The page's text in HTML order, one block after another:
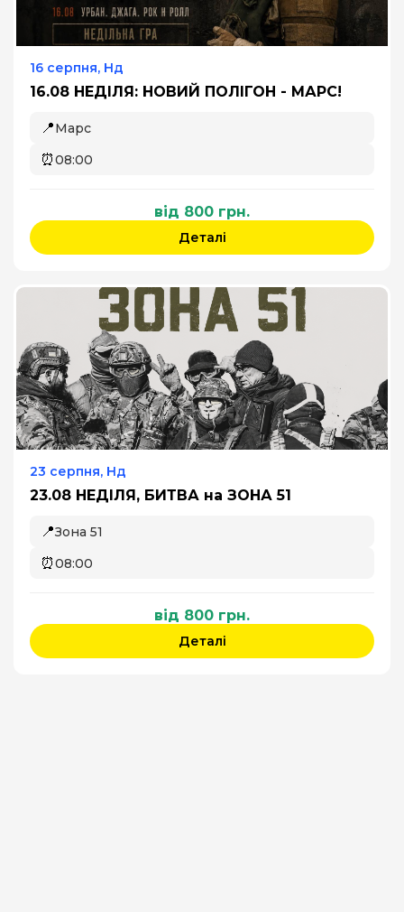
16 серпня, Нд
16.08 НЕДІЛЯ: НОВИЙ ПОЛІГОН - МАРС!
📍Марс
⏰08:00
від 800 грн.
Деталі
23 серпня, Нд
23.08 НЕДІЛЯ, БИТВА на ЗОНА 51
📍Зона 51
⏰08:00
від 800 грн.
Деталі